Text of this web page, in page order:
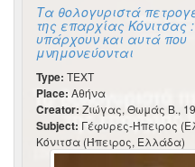
Τα θολογυριστά
της επαρχίας Κόνιτσας
υπάρχουν και αυτά που
μνημονεύονται
Type: TEXT
Place: Αθήνα
Creator: Ζιώγας, Θωμάς Β.,
Subject: Γέφυρες-Ήπειρος
Κόνιτσα (Ήπειρος, Ελλάδα)